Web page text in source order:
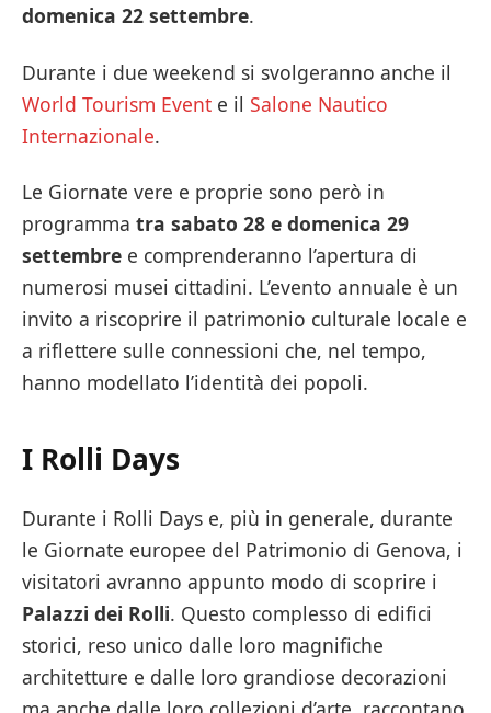
domenica 22 settembre.
Durante i due weekend si svolgeranno anche il
World Tourism Event e il Salone Nautico
Internazionale.
Le Giornate vere e proprie sono però in
programma tra sabato 28 e domenica 29
settembre e comprenderanno l’apertura di
numerosi musei cittadini. L’evento annuale è un
invito a riscoprire il patrimonio culturale locale e
a riflettere sulle connessioni che, nel tempo,
hanno modellato l’identità dei popoli.
I Rolli Days
Durante i Rolli Days e, più in generale, durante
le Giornate europee del Patrimonio di Genova, i
visitatori avranno appunto modo di scoprire i
Palazzi dei Rolli. Questo complesso di edifici
storici, reso unico dalle loro magnifiche
architetture e dalle loro grandiose decorazioni